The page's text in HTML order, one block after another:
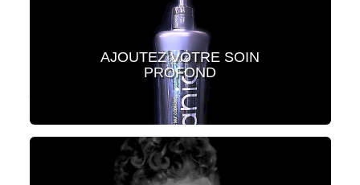
AJOUTEZ VOTRE SOIN
PROFOND